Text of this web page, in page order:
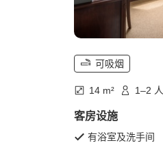
可吸烟
14 m² 1–2 人
客房设施
有浴室及洗手间